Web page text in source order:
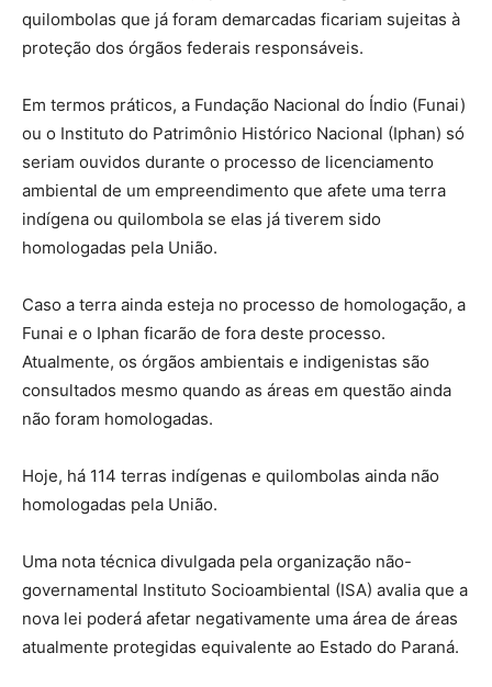
quilombolas que já foram demarcadas ficariam sujeitas à
proteção dos órgãos federais responsáveis.
Em termos práticos, a Fundação Nacional do Índio (Funai)
ou o Instituto do Patrimônio Histórico Nacional (Iphan) só
seriam ouvidos durante o processo de licenciamento
ambiental de um empreendimento que afete uma terra
indígena ou quilombola se elas já tiverem sido
homologadas pela União.
Caso a terra ainda esteja no processo de homologação, a
Funai e o Iphan ficarão de fora deste processo.
Atualmente, os órgãos ambientais e indigenistas são
consultados mesmo quando as áreas em questão ainda
não foram homologadas.
Hoje, há 114 terras indígenas e quilombolas ainda não
homologadas pela União.
Uma nota técnica divulgada pela organização não-
governamental Instituto Socioambiental (ISA) avalia que a
nova lei poderá afetar negativamente uma área de áreas
atualmente protegidas equivalente ao Estado do Paraná.